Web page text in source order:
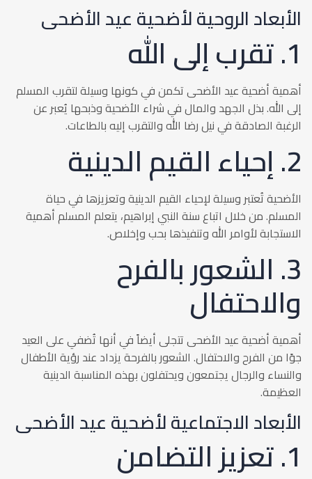
الأبعاد الروحية لأضحية عيد الأضحى
1. تقرب إلى الله
أهمية أضحية عيد الأضحى تكمن في كونها وسيلة لتقرب المسلم
إلى الله. بذل الجهد والمال في شراء الأضحية وذبحها يُعبر عن
الرغبة الصادقة في نيل رضا الله والتقرب إليه بالطاعات.
2. إحياء القيم الدينية
الأضحية تُعتبر وسيلة لإحياء القيم الدينية وتعزيزها في حياة
المسلم. من خلال اتباع سنة النبي إبراهيم، يتعلم المسلم أهمية
الاستجابة لأوامر الله وتنفيذها بحب وإخلاص.
3. الشعور بالفرح
والاحتفال
أهمية أضحية عيد الأضحى تتجلى أيضاً في أنها تُضفي على العيد
جوًا من الفرح والاحتفال. الشعور بالفرحة يزداد عند رؤية الأطفال
والنساء والرجال يجتمعون ويحتفلون بهذه المناسبة الدينية
العظيمة.
الأبعاد الاجتماعية لأضحية عيد الأضحى
1. تعزيز التضامن